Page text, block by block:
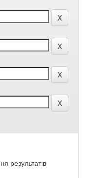
результатів